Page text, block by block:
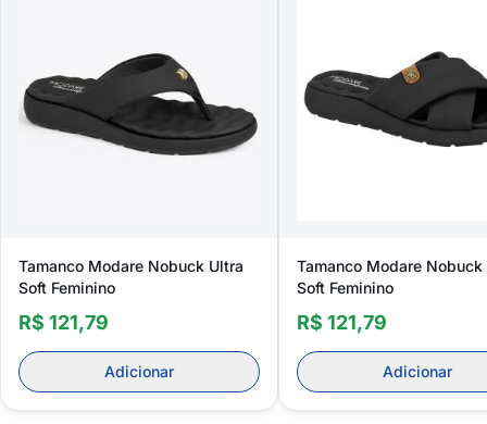
Tamanco Modare Nobuck Ultra
Soft Feminino
R$ 121,79
Adicionar
Tamanco Modare Nobuck
Soft Feminino
R$ 121,79
Adicionar